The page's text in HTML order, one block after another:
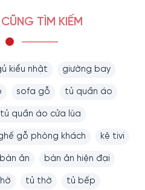
TÌM KIẾM
kiểu nhật giường bay
sofa gỗ tủ quần áo
tủ quần áo cửa lùa
gỗ phòng khách kệ tivi
ăn bàn ăn hiện đại
tủ thờ tủ bếp